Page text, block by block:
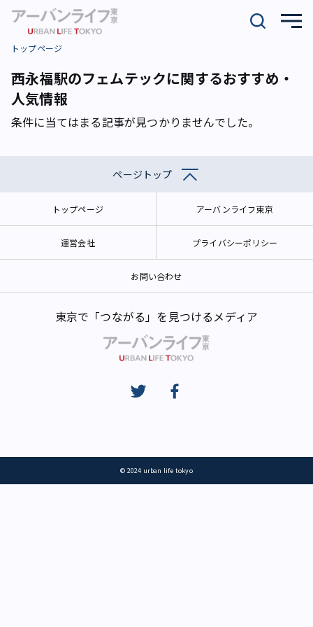
トップページ
西永福駅のフェムテックに関するおすすめ・
人気情報
条件に当てはまる記事が見つかりませんでした。
ページトップ
トップページ アーバンライフ東京
運営会社 プライバシーポリシー
お問い合わせ
東京で「つながる」を見つけるメディア
© 2024 urban life tokyo